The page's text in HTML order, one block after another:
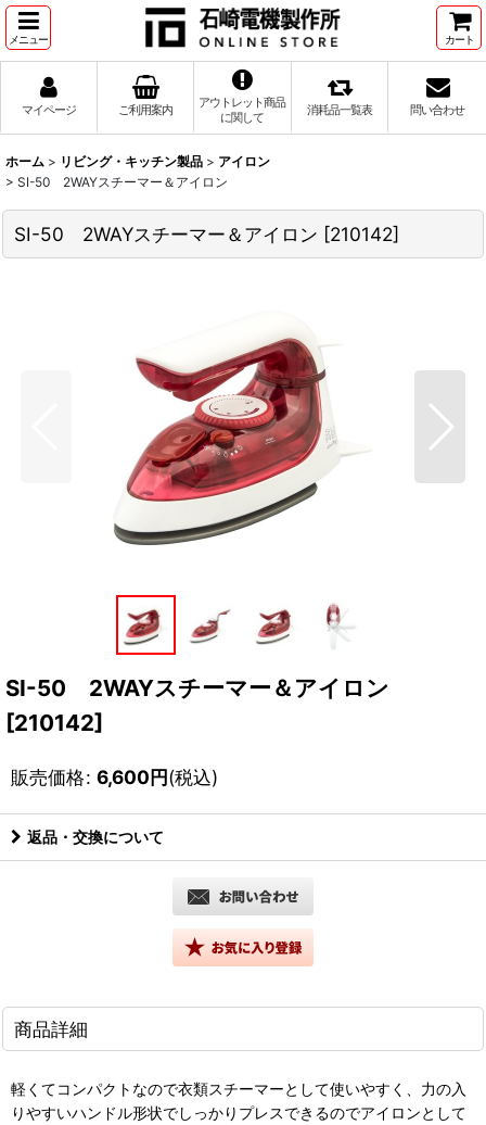
メニュー カート
マイページ ご利用案内
アウトレット商品
に関して
消耗品一覧表 問い合わせ
ホーム > リビング・キッチン製品 > アイロン
> SI-50 2WAYスチーマー＆アイロン
SI-50 2WAYスチーマー＆アイロン [210142]
SI-50 2WAYスチーマー＆アイロン
[210142]
販売価格: 6,600円(税込)
返品・交換について
商品詳細
軽くてコンパクトなので衣類スチーマーとして使いやすく、力の入
りやすいハンドル形状でしっかりプレスできるのでアイロンとして